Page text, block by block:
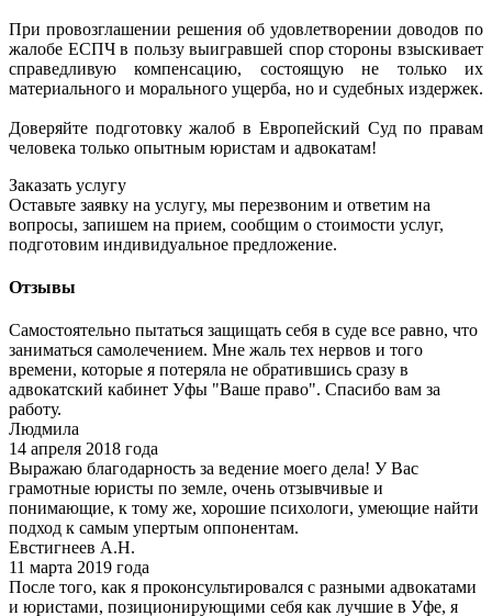
При провозглашении решения об удовлетворении доводов по
жалобе ЕСПЧ в пользу выигравшей спор стороны взыскивает
справедливую компенсацию, состоящую не только их
материального и морального ущерба, но и судебных издержек.
Доверяйте подготовку жалоб в Европейский Суд по правам
человека только опытным юристам и адвокатам!
Заказать услугу
Оставьте заявку на услугу, мы перезвоним и ответим на
вопросы, запишем на прием, сообщим о стоимости услуг,
подготовим индивидуальное предложение.
Отзывы
Самостоятельно пытаться защищать себя в суде все равно, что
заниматься самолечением. Мне жаль тех нервов и того
времени, которые я потеряла не обратившись сразу в
адвокатский кабинет Уфы "Ваше право". Спасибо вам за
работу.
Людмила
14 апреля 2018 года
Выражаю благодарность за ведение моего дела! У Вас
грамотные юристы по земле, очень отзывчивые и
понимающие, к тому же, хорошие психологи, умеющие найти
подход к самым упертым оппонентам.
Евстигнеев А.Н.
11 марта 2019 года
После того, как я проконсультировался с разными адвокатами
и юристами, позиционирующими себя как лучшие в Уфе, я